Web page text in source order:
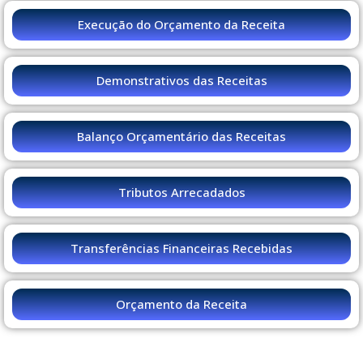
Execução do Orçamento da Receita
Demonstrativos das Receitas
Balanço Orçamentário das Receitas
Tributos Arrecadados
Transferências Financeiras Recebidas
Orçamento da Receita